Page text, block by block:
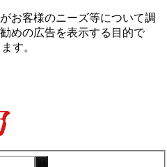
お客様のニーズ等について調
めの広告を表⽰する⽬的で
す。